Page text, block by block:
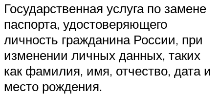
Государственная услуга по замене
паспорта, удостоверяющего
личность гражданина России, при
изменении личных данных, таких
как фамилия, имя, отчество, дата и
место рождения.